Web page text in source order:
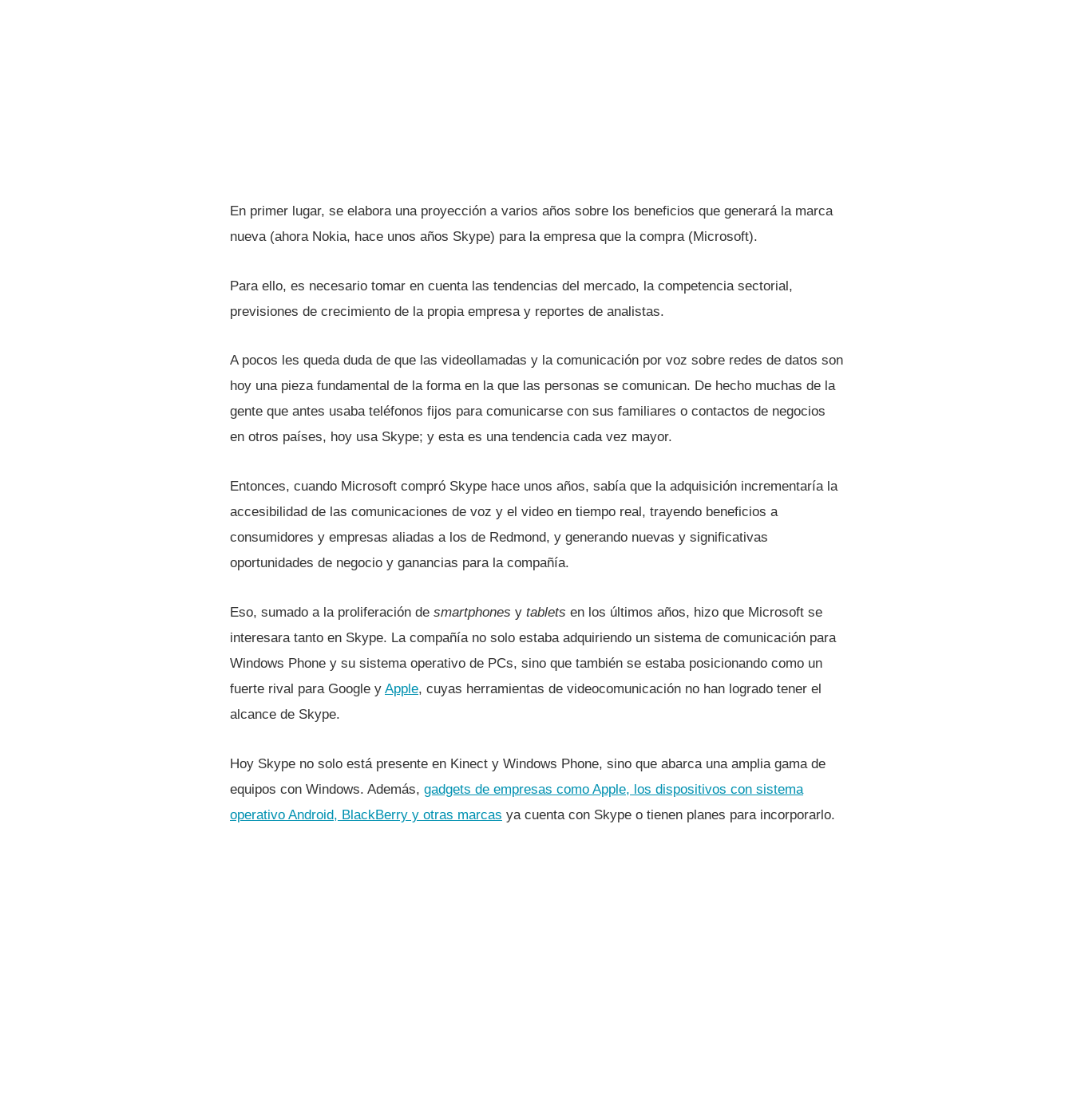
En primer lugar, se elabora una proyección a varios años sobre los beneficios que generará la marca
nueva (ahora Nokia, hace unos años Skype) para la empresa que la compra (Microsoft).
Para ello, es necesario tomar en cuenta las tendencias del mercado, la competencia sectorial,
previsiones de crecimiento de la propia empresa y reportes de analistas.
A pocos les queda duda de que las videollamadas y la comunicación por voz sobre redes de datos son
hoy una pieza fundamental de la forma en la que las personas se comunican. De hecho muchas de la
gente que antes usaba teléfonos fijos para comunicarse con sus familiares o contactos de negocios
en otros paí­ses, hoy usa Skype; y esta es una tendencia cada vez mayor.
Entonces, cuando Microsoft compró Skype hace unos años, sabí­a que la adquisición incrementarí­a la
accesibilidad de las comunicaciones de voz y el video en tiempo real, trayendo beneficios a
consumidores y empresas aliadas a los de Redmond, y generando nuevas y significativas
oportunidades de negocio y ganancias para la compañí­a.
Eso, sumado a la proliferación de smartphones y tablets en los últimos años, hizo que Microsoft se
interesara tanto en Skype. La compañí­a no solo estaba adquiriendo un sistema de comunicación para
Windows Phone y su sistema operativo de PCs, sino que también se estaba posicionando como un
fuerte rival para Google y Apple, cuyas herramientas de videocomunicación no han logrado tener el
alcance de Skype.
Hoy Skype no solo está presente en Kinect y Windows Phone, sino que abarca una amplia gama de
equipos con Windows. Además, gadgets de empresas como Apple, los dispositivos con sistema
operativo Android, BlackBerry y otras marcas ya cuenta con Skype o tienen planes para incorporarlo.